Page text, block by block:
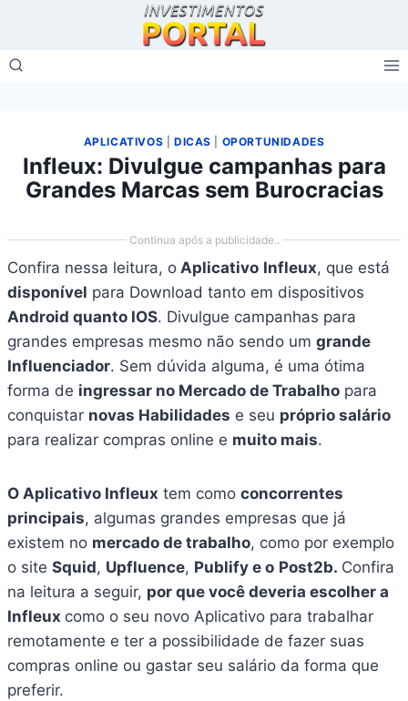
APLICATIVOS DICAS OPORTUNIDADES
Infleux: Divulgue campanhas para
Grandes Marcas sem Burocracias
Continua após a publicidade..
Confira nessa leitura, o Aplicativo Infleux, que está
disponível para Download tanto em dispositivos
Android quanto IOS. Divulgue campanhas para
grandes empresas mesmo não sendo um grande
Influenciador. Sem dúvida alguma, é uma ótima
forma de ingressar no Mercado de Trabalho para
conquistar novas Habilidades e seu próprio salário
para realizar compras online e muito mais.
O Aplicativo Infleux tem como concorrentes
principais, algumas grandes empresas que já
existem no mercado de trabalho, como por exemplo
o site Squid, Upfluence, Publify e o Post2b. Confira
na leitura a seguir, por que você deveria escolher a
Infleux como o seu novo Aplicativo para trabalhar
remotamente e ter a possibilidade de fazer suas
compras online ou gastar seu salário da forma que
preferir.